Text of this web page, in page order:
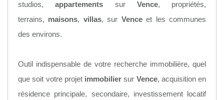
studios,appartements sur Vence, propriétés,
terrains, maisons, villas, sur Venceet les communes
des environs.
Outil indispensable de votre recherche immobilière, quel
que soit votre projet immobilier sur Vence, acquisition en
résidence principale, secondaire, investissement locatif